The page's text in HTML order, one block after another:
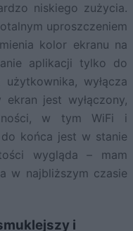
niskiego zużycia.
uproszczeniem
kolor ekranu na
aplikacji tylko do
wyłącza
jest wyłączony,
w tym WiFi i
końca jest w stanie
wygląda – mam
w najbliższym czasie
i